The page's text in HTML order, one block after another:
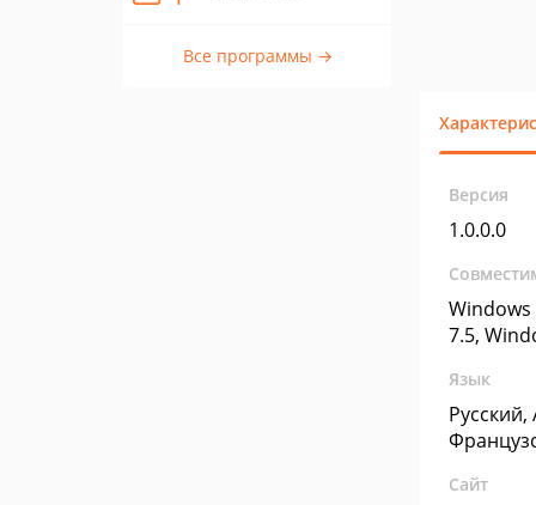
Все программы →
Версия
1.0.0.0
Windows
7.5,
Язык
Сайт